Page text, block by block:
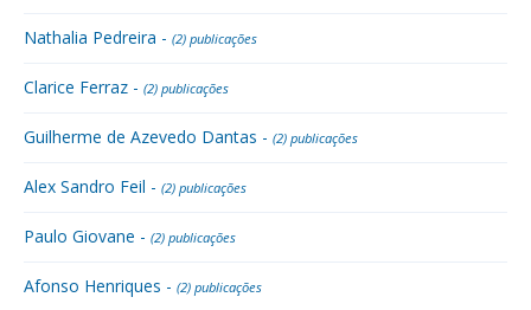
Nathalia Pedreira - (2) publicações
Clarice Ferraz - (2) publicações
Guilherme de Azevedo Dantas - (2) publicações
Alex Sandro Feil - (2) publicações
Paulo Giovane - (2) publicações
Afonso Henriques - (2) publicações